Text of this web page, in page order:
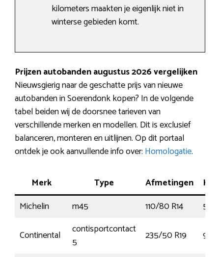
kilometers maakten je eigenlijk niet in
winterse gebieden komt.
Prijzen autobanden augustus 2026 vergelijken
Nieuwsgierig naar de geschatte prijs van nieuwe
autobanden in Soerendonk kopen? In de volgende
tabel beiden wij de doorsnee tarieven van
verschillende merken en modellen. Dit is exclusief
balanceren, monteren en uitlijnen. Op dit portaal
ontdek je ook aanvullende info over: Homologatie.
Merk Type Afmetingen
Michelin
m45 110/80 R14
59S
Continental
contisportcontact
5
235/50 R19
99V